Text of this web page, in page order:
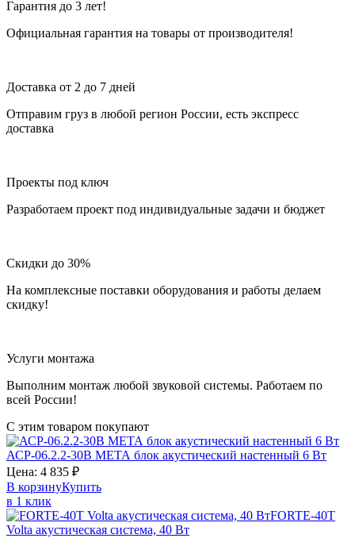
Гарантия до 3 лет!
Официальная гарантия на товары от производителя!
Доставка от 2 до 7 дней
Отправим груз в любой регион России, есть экспресс
доставка
Проекты под ключ
Разработаем проект под индивидуальные задачи и бюджет
Скидки до 30%
На комплексные поставки оборудования и работы делаем
скидку!
Услуги монтажа
Выполним монтаж любой звуковой системы. Работаем по
всей России!
С этим товаром покупают
АСР-06.2.2-30В МЕТА блок акустический настенный 6 Вт
Цена: 4 835 ₽
В корзинуКупить
в 1 клик
FORTE-40T
Volta акустическая система, 40 Вт